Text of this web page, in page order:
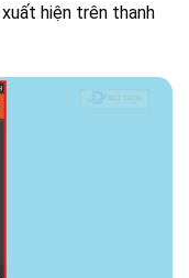
hiện trên thanh